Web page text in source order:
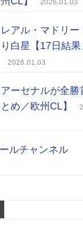
2026.01.03
レアル・マドリー
り白星【17日結果
2026.01.03
アーセナルが全勝
とめ／欧州CL】